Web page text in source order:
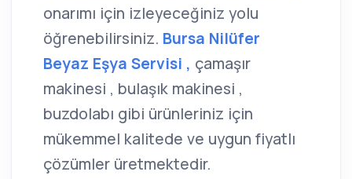
onarımı için izleyeceğiniz yolu
öğrenebilirsiniz. Bursa Nilüfer
Beyaz Eşya Servisi , çamaşır
makinesi , bulaşık makinesi ,
buzdolabı gibi ürünleriniz için
mükemmel kalitede ve uygun fiyatlı
çözümler üretmektedir.